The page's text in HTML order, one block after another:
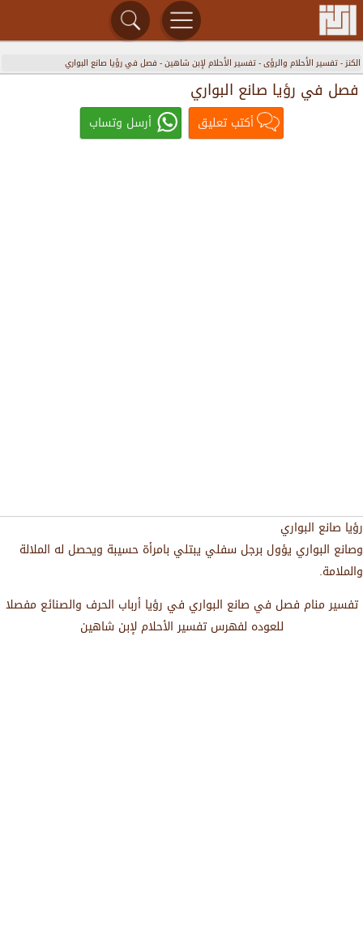
الكنز-تفسير الأحلام والرؤى-تفسير الأحلام لإبن شاهين- فصل في رؤيا صانع البواري
فصل في رؤيا صانع البواري
أكتب تعليق أرسل وتساب
رؤيا صانع البواري
وصانع البواري يؤول برجل سفلي يبتلي بامرأة حسيبة ويحصل له الملالة
والملامة.
تفسير منام فصل في صانع البواري في رؤيا أرباب الحرف والصنائع مفصلا
للعوده لفهرس تفسير الأحلام لإبن شاهين